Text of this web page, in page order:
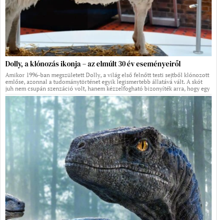
Dolly, a klónozás ikonja – az elmúlt 30 év eseményeiről
Amikor 1996-ban megszületett Dolly, a világ első felnőtt testi sejtből klónozott
emlőse, azonnal a tudománytörténet egyik legismertebb állatává vált. A skót
juh nem csupán szenzáció volt, hanem kézzelfogható bizonyíték arra, hogy egy